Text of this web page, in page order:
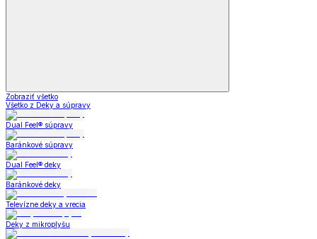
Zobraziť všetko
Všetko z Deky a súpravy
Dual Feel® súpravy
Baránkové súpravy
Dual Feel® deky
Baránkové deky
Televízne deky a vrecia
Deky z mikroplyšu